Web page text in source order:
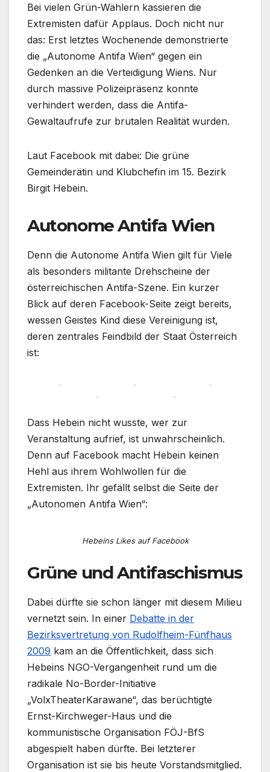
Bei vielen Grün-Wählern kassieren die
Extremisten dafür Applaus. Doch nicht nur
das: Erst letztes Wochenende demonstrierte
die „Autonome Antifa Wien“ gegen ein
Gedenken an die Verteidigung Wiens. Nur
durch massive Polizeipräsenz konnte
verhindert werden, dass die Antifa-
Gewaltaufrufe zur brutalen Realität wurden.
Laut Facebook mit dabei: Die grüne
Gemeinderätin und Klubchefin im 15. Bezirk
Birgit Hebein.
Autonome Antifa Wien
Denn die Autonome Antifa Wien gilt für Viele
als besonders militante Drehscheine der
österreichischen Antifa-Szene. Ein kurzer
Blick auf deren Facebook-Seite zeigt bereits,
wessen Geistes Kind diese Vereinigung ist,
deren zentrales Feindbild der Staat Österreich
ist:
Dass Hebein nicht wusste, wer zur
Veranstaltung aufrief, ist unwahrscheinlich.
Denn auf Facebook macht Hebein keinen
Hehl aus ihrem Wohlwollen für die
Extremisten. Ihr gefällt selbst die Seite der
„Autonomen Antifa Wien“:
Hebeins Likes auf Facebook
Grüne und Antifaschismus
Dabei dürfte sie schon länger mit diesem Milieu
vernetzt sein. In einer Debatte in der
Bezirksvertretung von Rudolfheim-Fünfhaus
2009 kam an die Öffentlichkeit, dass sich
Hebeins NGO-Vergangenheit rund um die
radikale No-Border-Initiative
„VolxTheaterKarawane“, das berüchtigte
Ernst-Kirchweger-Haus und die
kommunistische Organisation FÖJ-BfS
abgespielt haben dürfte. Bei letzterer
Organisation ist sie bis heute Vorstandsmitglied.